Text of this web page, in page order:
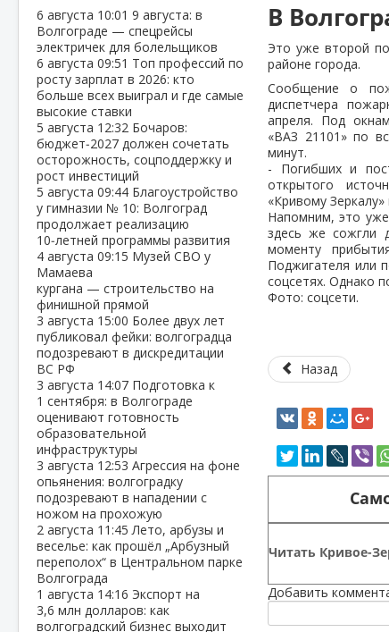
6 августа 10:01 9 августа: в
Волгограде — спецрейсы
электричек для болельщиков
6 августа 09:51 Топ профессий по
росту зарплат в 2026: кто
больше всех выиграл и где самые
высокие ставки
5 августа 12:32 Бочаров:
бюджет‑2027 должен сочетать
осторожность, соцподдержку и
рост инвестиций
5 августа 09:44 Благоустройство
у гимназии № 10: Волгоград
продолжает реализацию
10‑летней программы развития
4 августа 09:15 Музей СВО у
Мамаева
кургана — строительство на
финишной прямой
3 августа 15:00 Более двух лет
публиковал фейки: волгоградца
подозревают в дискредитации
ВС РФ
3 августа 14:07 Подготовка к
1 сентября: в Волгограде
оценивают готовность
образовательной
инфраструктуры
3 августа 12:53 Агрессия на фоне
опьянения: волгоградку
подозревают в нападении с
ножом на прохожую
2 августа 11:45Лето, арбузы и
веселье: как прошёл „Арбузный
переполох“ в Центральном парке
Волгограда
1 августа 14:16 Экспорт на
3,6 млн долларов: как
волгоградский бизнес выходит
В
Это уже второй
районе города.
Сообщение о
диспетчера
апреля. Под
«ВАЗ 21101» по
минут.
- Погибших и
открытого
«Кривому
Напомним, это
здесь же сожгли
моменту
Поджигателя или
соцсетях. Однако
Фото: соцсети.
Назад
Читать Кривое-
Добавить